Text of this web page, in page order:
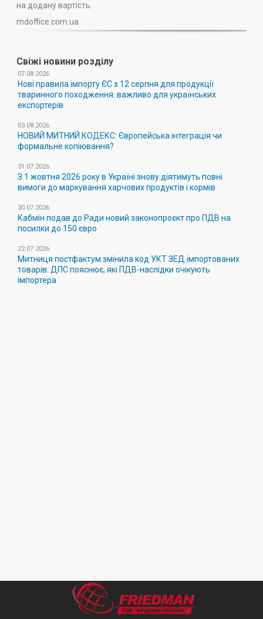
на додану вартість.
mdoffice.com.ua
Свіжі новини розділу
07.08.2026
Нові правила імпорту ЄС з 12 серпня для продукції
тваринного походження: важливо для українських
експортерів
03.08.2026
НОВИЙ МИТНИЙ КОДЕКС: Європейська інтеграція чи
формальне копіювання?
31.07.2026
З 1 жовтня 2026 року в Україні знову діятимуть повні
вимоги до маркування харчових продуктів і кормів
30.07.2026
Кабмін подав до Ради новий законопроєкт про ПДВ на
посилки до 150 євро
22.07.2026
Митниця постфактум змінила код УКТ ЗЕД імпортованих
товарів: ДПС пояснює, які ПДВ-наслідки очікують
імпортера